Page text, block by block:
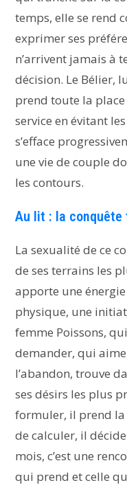
temps, elle se rend
exprimer ses
n’arrivent jamais à
décision. Le Bélier,
prend toute la
service en évitant
s’efface
une vie de couple
les contours.
Au lit : la conquête
La sexualité de ce
de ses terrains les
apporte une
physique, une
femme Poissons,
demander, qui
l’abandon, trouve
ses désirs les plus
formuler, il prend la
de calculer, il
mois, c’est une
qui prend et celle